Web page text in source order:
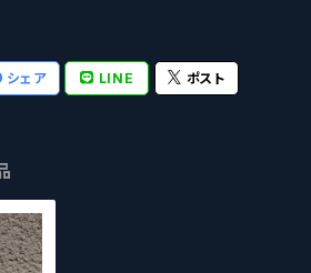
シェア LINE ポスト